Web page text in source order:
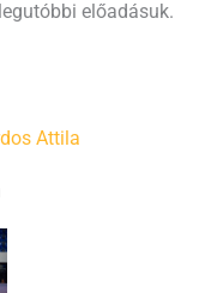
előadásuk.
Attila